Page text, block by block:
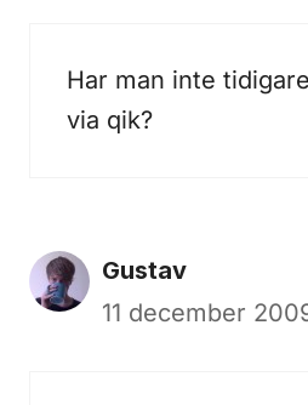
Har man inte
via qik?
Gustav
11 december